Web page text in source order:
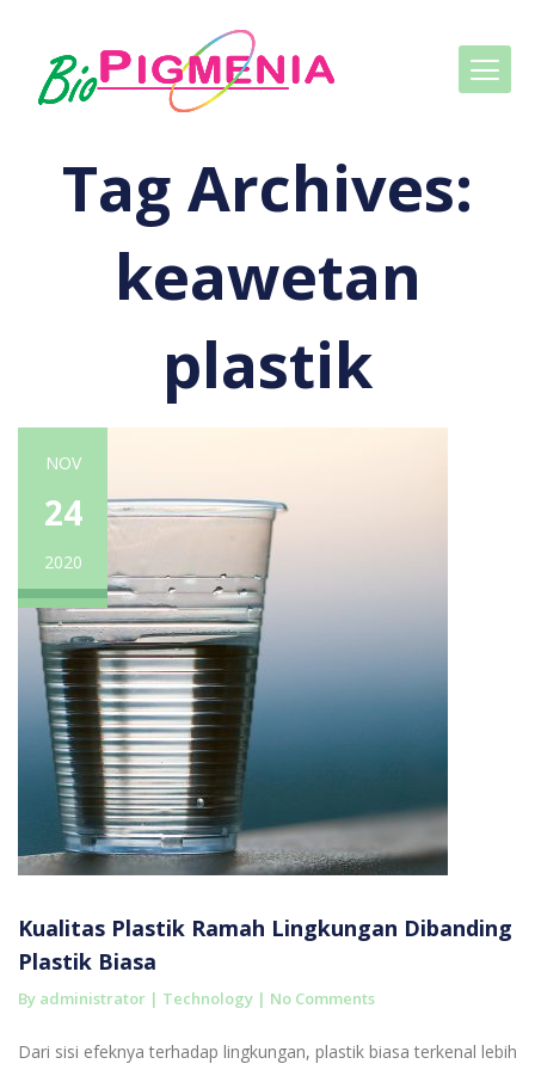
Tag Archives:
keawetan
plastik
NOV
24
2020
Kualitas Plastik Ramah Lingkungan Dibanding
Plastik Biasa
By administrator | Technology | No Comments
Dari sisi efeknya terhadap lingkungan, plastik biasa terkenal lebih